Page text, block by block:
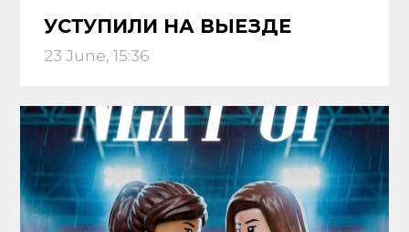
УСТУПИЛИ НА ВЫЕЗДЕ
23 June, 15:36